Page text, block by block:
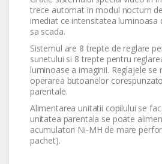
trece automat in modul nocturn
imediat ce intensitatea luminoasa
sa scada.
Sistemul are 8 trepte de reglare
sunetului si 8 trepte pentru
luminoase a imaginii. Reglajele se
operarea butoanelor
parentale.
Alimentarea unitatii copilului se
unitatea parentala se poate
acumulatori Ni-MH de mare
pachet).